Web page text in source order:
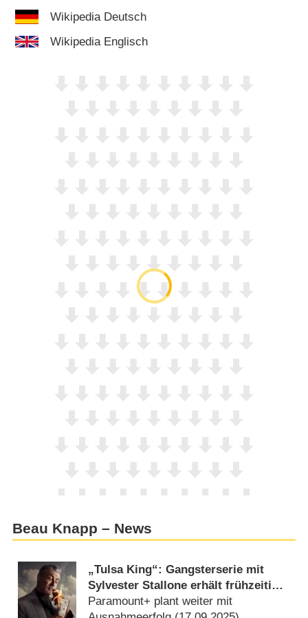
Wikipedia Deutsch
Wikipedia Englisch
Beau Knapp – News
„Tulsa King“: Gangsterserie mit
Sylvester Stallone erhält frühzeitige
Verlängerung
Paramount+ plant weiter mit